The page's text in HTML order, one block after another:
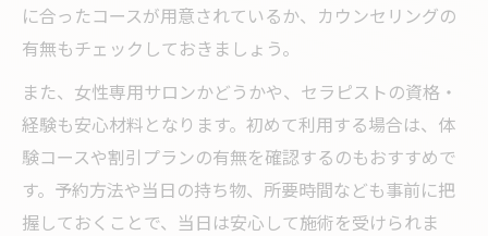
に合ったコースが用意されているか、カウンセリングの
有無もチェックしておきましょう。
また、女性専用サロンかどうかや、セラピストの資格・
経験も安心材料となります。初めて利用する場合は、体
験コースや割引プランの有無を確認するのもおすすめで
す。予約方法や当日の持ち物、所要時間なども事前に把
握しておくことで、当日は安心して施術を受けられま